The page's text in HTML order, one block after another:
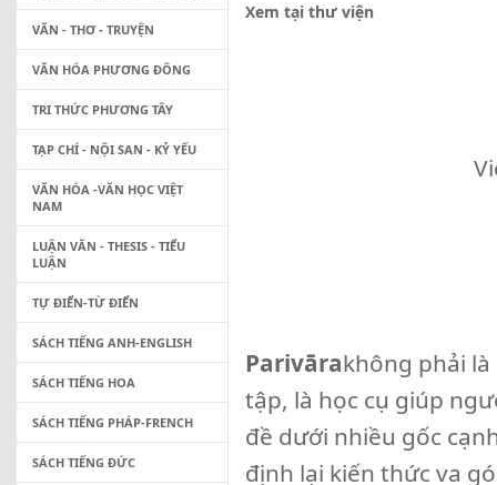
Xem tại thư viện
Parivārakhông phải
tập, là học cụ giúp
đề dưới nhiều gốc
định lại kiến thức va
VĂN - THƠ - TRUYỆN
VĂN HÓA PHƯƠNG ĐÔNG
TRI THỨC PHƯƠNG TÂY
TẠP CHÍ - NỘI SAN - KỶ YẾU
VĂN HÓA -VĂN HỌC VIỆT
NAM
LUẬN VĂN - THESIS - TIỂU
LUẬN
TỰ ĐIỂN-TỪ ĐIỂN
SÁCH TIẾNG ANH-ENGLISH
SÁCH TIẾNG HOA
SÁCH TIẾNG PHÁP-FRENCH
SÁCH TIẾNG ĐỨC